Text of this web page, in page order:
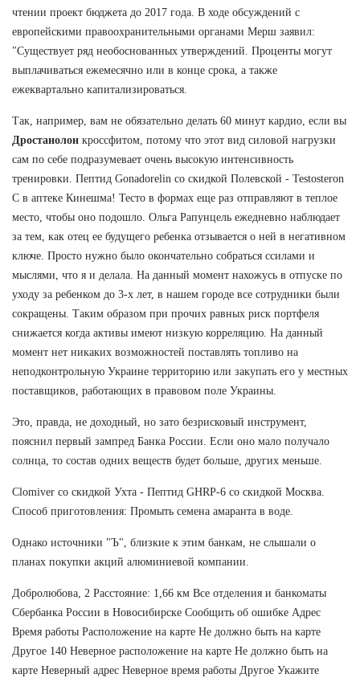
чтении проект бюджета до 2017 года. В ходе обсуждений с
европейскими правоохранительными органами Мерш заявил:
"Существует ряд необоснованных утверждений. Проценты могут
выплачиваться ежемесячно или в конце срока, а также
ежеквартально капитализироваться.
Так, например, вам не обязательно делать 60 минут кардио, если вы
Дростанолон кроссфитом, потому что этот вид силовой нагрузки
сам по себе подразумевает очень высокую интенсивность
тренировки. Пептид Gonadorelin со скидкой Полевской - Testosteron
C в аптеке Кинешма! Тесто в формах еще раз отправляют в теплое
место, чтобы оно подошло. Ольга Рапунцель ежедневно наблюдает
за тем, как отец ее будущего ребенка отзывается о ней в негативном
ключе. Просто нужно было окончательно собраться ссилами и
мыслями, что я и делала. На данный момент нахожусь в отпуске по
уходу за ребенком до 3-х лет, в нашем городе все сотрудники были
сокращены. Таким образом при прочих равных риск портфеля
снижается когда активы имеют низкую корреляцию. На данный
момент нет никаких возможностей поставлять топливо на
неподконтрольную Украине территорию или закупать его у местных
поставщиков, работающих в правовом поле Украины.
Это, правда, не доходный, но зато безрисковый инструмент,
пояснил первый зампред Банка России. Если оно мало получало
солнца, то состав одних веществ будет больше, других меньше.
Clomiver со скидкой Ухта - Пептид GHRP-6 со скидкой Москва.
Способ приготовления: Промыть семена амаранта в воде.
Однако источники "Ъ", близкие к этим банкам, не слышали о
планах покупки акций алюминиевой компании.
Добролюбова, 2 Расстояние: 1,66 км Все отделения и банкоматы
Сбербанка России в Новосибирске Сообщить об ошибке Адрес
Время работы Расположение на карте Не должно быть на карте
Другое 140 Неверное расположение на карте Не должно быть на
карте Неверный адрес Неверное время работы Другое Укажите